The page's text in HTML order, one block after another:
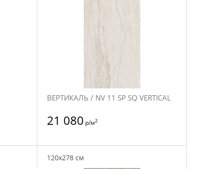
ВЕРТИКАЛЬ / NV 11 SP SQ VERTICAL
21 080 р/м2
120x278 см